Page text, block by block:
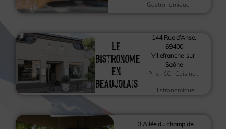
Gastronomique
Le
Bistronome
en
Beaujolais
144 Rue d’Anse,
69400
Villefranche-sur-
Saône
Prix :€€– Cuisine :
Bistronomique
3 Allée du champ de